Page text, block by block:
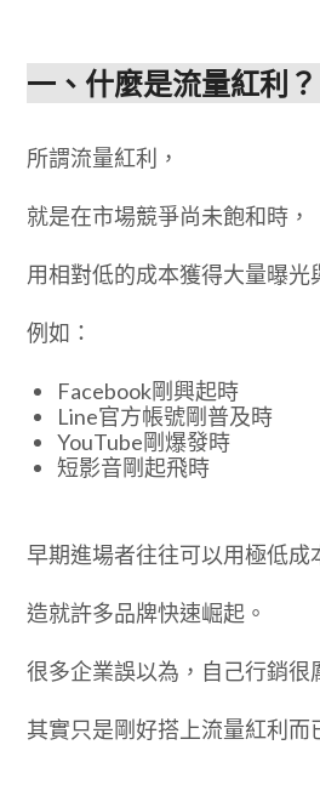
一、什麼是流量紅利？
所謂流量紅利，
就是在市場競爭尚未飽和時，
用相對低的成本獲得大量曝光
例如：
Facebook剛興起時
Line官方帳號剛普及時
YouTube剛爆發時
短影音剛起飛時
早期進場者往往可以用極低成
造就許多品牌快速崛起。
很多企業誤以為，自己行銷很
其實只是剛好搭上流量紅利而